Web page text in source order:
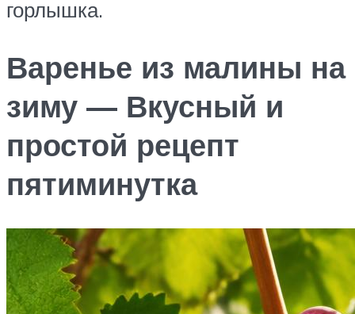
горлышка.
Варенье из малины на
зиму — Вкусный и
простой рецепт
пятиминутка